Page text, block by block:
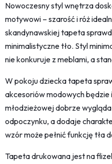
Nowoczesny styl wnętrza
motywowi – szarość i róż
skandynawskiej tapeta
minimalistyczne tło. Styl
nie konkuruje z meblami, a
W pokoju dziecka tapeta
akcesoriów modowych będzie
młodzieżowej dobrze
odpoczynku, a dodaje
wzór może pełnić funkcję tła
Tapeta drukowana jest na